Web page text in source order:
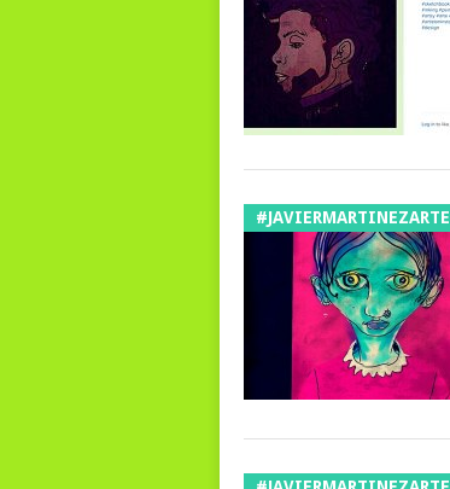
#JAVIERMARTINEZARTE